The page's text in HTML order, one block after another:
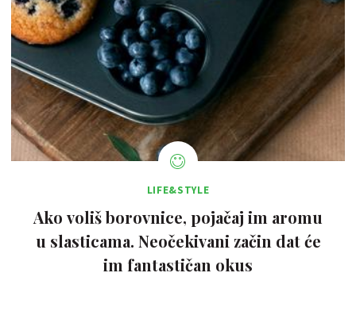
LIFE&STYLE
Ako voliš borovnice, pojačaj im aromu
u slasticama. Neočekivani začin dat će
im fantastičan okus